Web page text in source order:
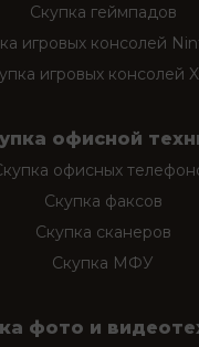
Скупка геймпадов
игровых консолей
игровых консолей
офисной
офисных
Скупка факсов
Скупка сканеров
Скупка МФУ
фото и